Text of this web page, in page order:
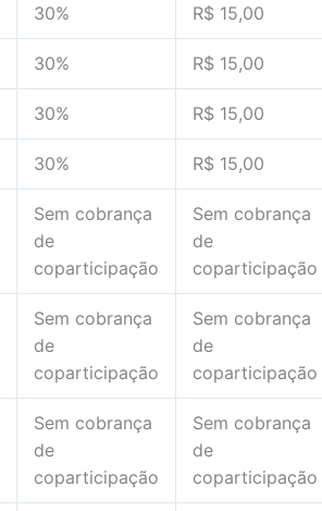
30% R$ 15,00
30% R$ 15,00
30% R$ 15,00
30% R$ 15,00
Sem cobrança
de
coparticipação
Sem cobrança
de
coparticipação
Sem cobrança
de
coparticipação
Sem cobrança
de
coparticipação
Sem cobrança
de
coparticipação
Sem cobrança
de
coparticipação